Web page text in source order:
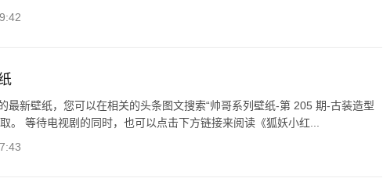
最新壁纸，您可以在相关的头条图文搜索“帅哥系列壁纸-第 205 期-古装造型
。 等待电视剧的同时，也可以点击下方链接来阅读《狐妖小红...